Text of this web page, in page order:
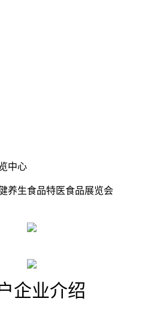
中心
养生食品特医食品展览会
企业介绍